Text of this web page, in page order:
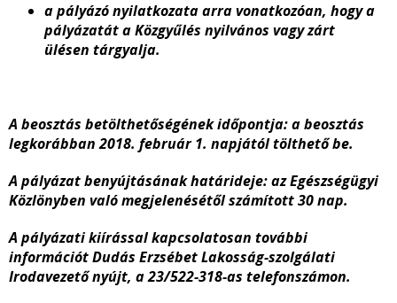
a pályázó nyilatkozata arra vonatkozóan, hogy a
pályázatát a Közgyűlés nyilvános vagy zárt
ülésen tárgyalja.
A beosztás betölthetőségének időpontja: a beosztás
legkorábban 2018. február 1. napjától tölthető be.
A pályázat benyújtásának határideje: az Egészségügyi
Közlönyben való megjelenésétől számított 30 nap.
A pályázati kiírással kapcsolatosan további
információt Dudás Erzsébet Lakosság-szolgálati
Irodavezető nyújt, a 23/522-318-as telefonszámon.